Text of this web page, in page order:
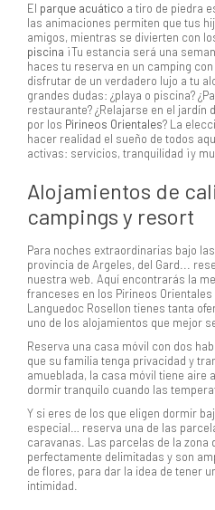
El parque acuático a tiro de piedra
las animaciones permiten que tus
amigos, mientras se divierten con
piscina ¡Tu estancia será una
haces tu reserva en un camping con
disfrutar de un verdadero lujo a tu
grandes dudas: ¿playa o piscina?
restaurante? ¿Relajarse en el jardín
por los Pirineos Orientales? La
hacer realidad el sueño de todos
activas: servicios, tranquilidad ¡y
Alojamientos de
campings y resort
Para noches extraordinarias bajo
provincia de Argeles, del Gard...
nuestra web. Aquí encontrarás la
franceses en los Pirineos Orientales
Languedoc Rosellon tienes tanta
uno de los alojamientos que mejor
Reserva una casa móvil con dos
que su familia tenga privacidad y
amueblada, la casa móvil tiene aire
dormir tranquilo cuando las
Y si eres de los que eligen dormir
especial… reserva una de las
caravanas. Las parcelas de la zona
perfectamente delimitadas y son
de flores, para dar la idea de tener
intimidad.